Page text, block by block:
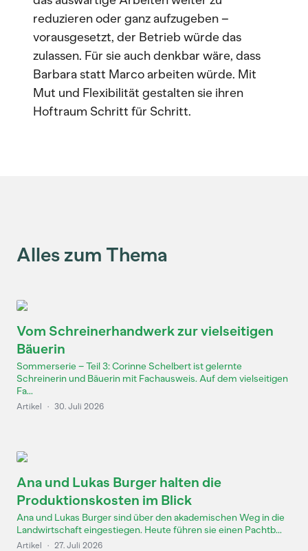
reduzieren oder ganz aufzugeben –
vorausgesetzt, der Betrieb würde das
zulassen. Für sie auch denkbar wäre, dass
Barbara statt Marco arbeiten würde. Mit
Mut und Flexibilität gestalten sie ihren
Hoftraum Schritt für Schritt.
Alles zum Thema
Vom Schreinerhandwerk zur vielseitigen
Bäuerin
Sommerserie – Teil 3: Corinne Schelbert ist gelernte
Schreinerin und Bäuerin mit Fachausweis. Auf dem vielseitigen
Fa...
Artikel · 30. Juli 2026
Ana und Lukas Burger halten die
Produktionskosten im Blick
Ana und Lukas Burger sind über den akademischen Weg in die
Landwirtschaft eingestiegen. Heute führen sie einen Pachtb...
Artikel · 27. Juli 2026